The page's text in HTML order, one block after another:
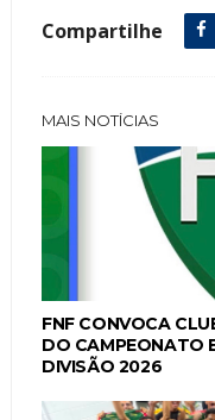
Compartilhe
MAIS NOTÍCIAS
FNF CONVOCA
DO CAMPEONATO
DIVISÃO 2026